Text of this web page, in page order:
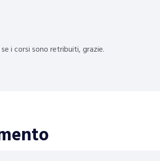
i corsi sono retribuiti, grazie.